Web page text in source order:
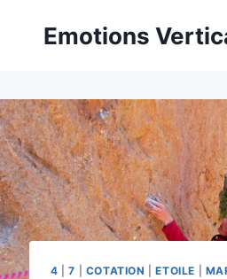
Emotions
4 |7 COTATION |ETOILE